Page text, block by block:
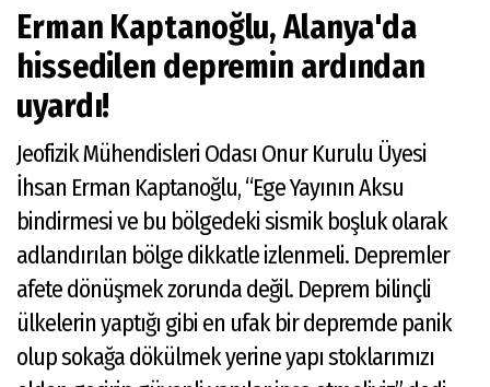
Erman Kaptanoğlu, Alanya'da
hissedilen depremin ardından
uyardı!
Jeofizik Mühendisleri Odası Onur Kurulu Üyesi
İhsan Erman Kaptanoğlu, “Ege Yayının Aksu
bindirmesi ve bu bölgedeki sismik boşluk olarak
adlandırılan bölge dikkatle izlenmeli. Depremler
afete dönüşmek zorunda değil. Deprem bilinçli
ülkelerin yaptığı gibi en ufak bir depremde panik
olup sokağa dökülmek yerine yapı stoklarımızı